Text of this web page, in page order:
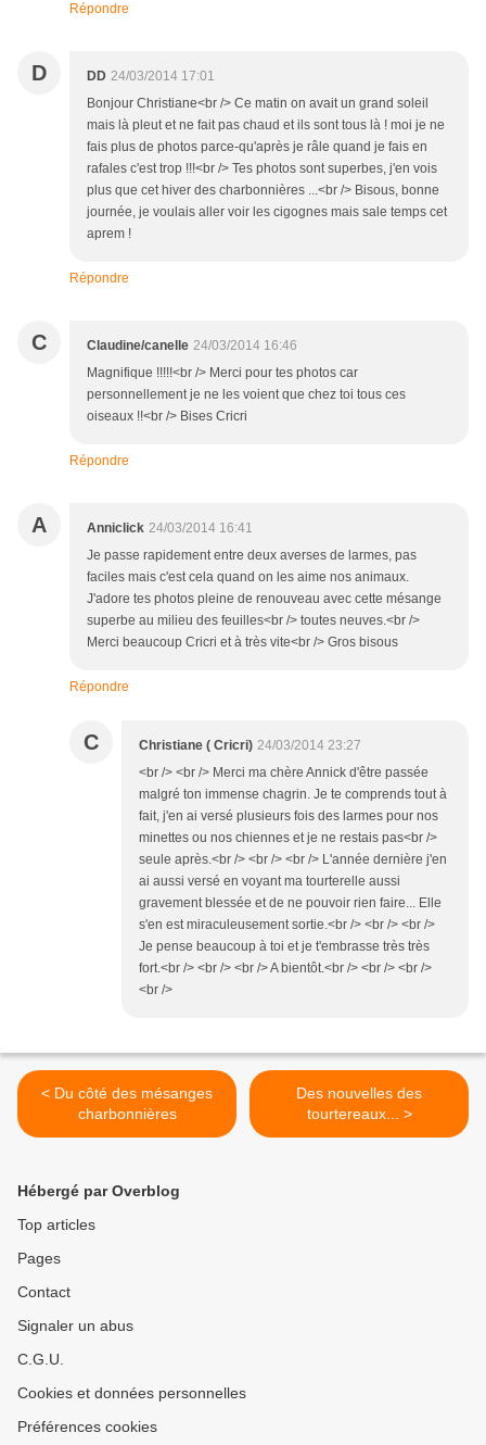
Répondre
D DD 24/03/2014 17:01
Bonjour Christiane<br /> Ce matin on avait un grand soleil
mais là pleut et ne fait pas chaud et ils sont tous là ! moi je ne
fais plus de photos parce-qu'après je râle quand je fais en
rafales c'est trop !!!<br /> Tes photos sont superbes, j'en vois
plus que cet hiver des charbonnières ...<br /> Bisous, bonne
journée, je voulais aller voir les cigognes mais sale temps cet
aprem !
Répondre
C Claudine/canelle 24/03/2014 16:46
Magnifique !!!!!<br /> Merci pour tes photos car
personnellement je ne les voient que chez toi tous ces
oiseaux !!<br /> Bises Cricri
Répondre
A Anniclick 24/03/2014 16:41
Je passe rapidement entre deux averses de larmes, pas
faciles mais c'est cela quand on les aime nos animaux.
J'adore tes photos pleine de renouveau avec cette mésange
superbe au milieu des feuilles<br /> toutes neuves.<br />
Merci beaucoup Cricri et à très vite<br /> Gros bisous
Répondre
C Christiane ( Cricri) 24/03/2014 23:27
<br /> <br /> Merci ma chère Annick d'être passée
malgré ton immense chagrin. Je te comprends tout à
fait, j'en ai versé plusieurs fois des larmes pour nos
minettes ou nos chiennes et je ne restais pas<br />
seule après.<br /> <br /> <br /> L'année dernière j'en
ai aussi versé en voyant ma tourterelle aussi
gravement blessée et de ne pouvoir rien faire... Elle
s'en est miraculeusement sortie.<br /> <br /> <br />
Je pense beaucoup à toi et je t'embrasse très très
fort.<br /> <br /> <br /> A bientôt.<br /> <br /> <br />
<br />
< Du côté des mésanges
charbonnières
Des nouvelles des
tourtereaux... >
Hébergé par Overblog
Top articles
Pages
Contact
Signaler un abus
C.G.U.
Cookies et données personnelles
Préférences cookies